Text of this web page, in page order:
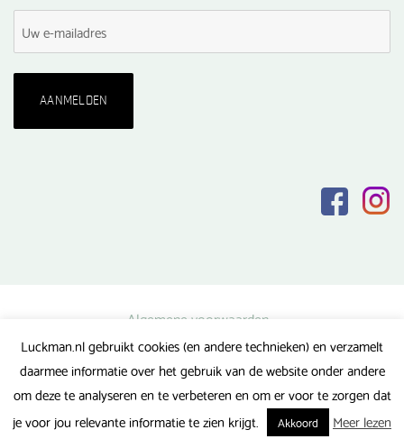
Algemene voorwaarden
Privacy verklaring
Veel gestelde vragen
Luckman.nl gebruikt cookies (en andere technieken) en verzamelt
daarmee informatie over het gebruik van de website onder andere
om deze te analyseren en te verbeteren en om er voor te zorgen dat
je voor jou relevante informatie te zien krijgt.
Akkoord Meer lezen